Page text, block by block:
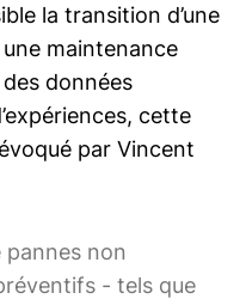
la transition d’une
maintenance
données
cette
par Vincent
pannes non
- tels que